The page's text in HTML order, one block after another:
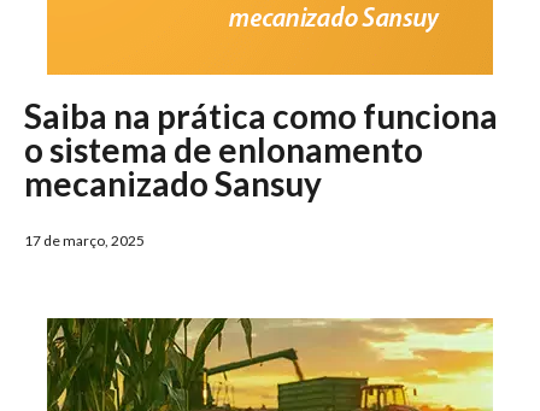
Saiba na prática como funciona
o sistema de enlonamento
mecanizado Sansuy
17 de março, 2025